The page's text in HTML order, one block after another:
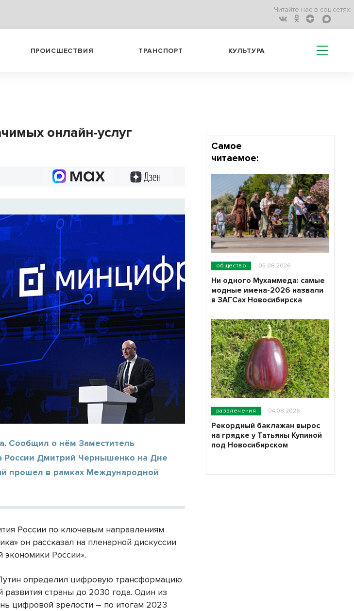
Читайте нас в соц.сетях:
ПРОИСШЕСТВИЯ ТРАНСПОРТ КУЛЬТУРА
онлайн-услуг
Сообщил о нём Заместитель
России Дмитрий Чернышенко на Дне
прошел в рамках Международной
России по ключевым направлениям
он рассказал на пленарной дискуссии
России».
определил цифровую трансформацию
страны до 2030 года. Один из
цифровой зрелости – по итогам 2023
Самое
читаемое:
общество 05.08.2026
Ни одного Мухаммеда: самые
модные имена-2026 назвали
в ЗАГСах Новосибирска
развлечения 04.08.2026
Рекордный баклажан вырос
на грядке у Татьяны Купиной
под Новосибирском